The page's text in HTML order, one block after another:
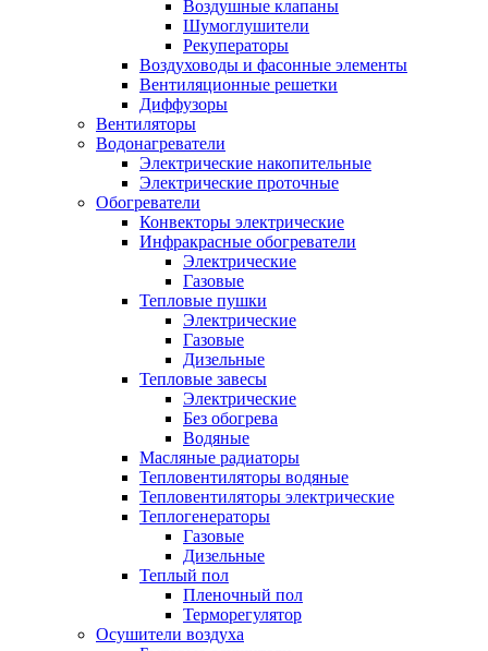
Воздушные клапаны
Шумоглушители
Рекуператоры
Воздуховоды и фасонные элементы
Вентиляционные решетки
Диффузоры
Вентиляторы
Водонагреватели
Электрические накопительные
Электрические проточные
Обогреватели
Конвекторы электрические
Инфракрасные обогреватели
Электрические
Газовые
Тепловые пушки
Электрические
Газовые
Дизельные
Тепловые завесы
Электрические
Без обогрева
Водяные
Масляные радиаторы
Тепловентиляторы водяные
Тепловентиляторы электрические
Теплогенераторы
Газовые
Дизельные
Теплый пол
Пленочный пол
Терморегулятор
Осушители воздуха